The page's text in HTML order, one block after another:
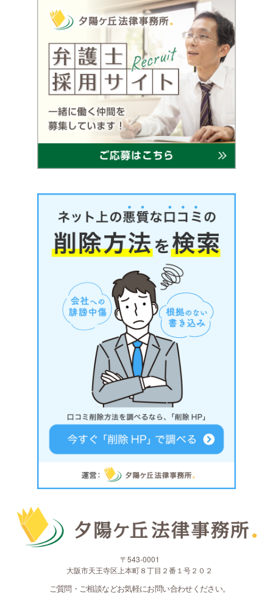
〒543-0001
大阪市天王寺区上本町８丁目２番１号２０２
ご質問・ご相談などお気軽にお問い合わせください。